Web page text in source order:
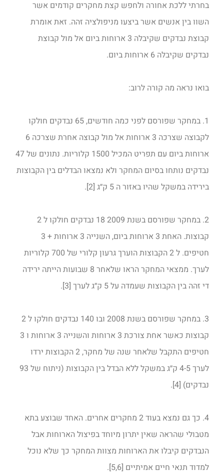
בחרתי ללכת אחורה ולחפש קצת מחקרים קודמים אשר
השוו בין אנשים אשר ביצעו מניפולציה זהה. זאת אומרת
קבוצת נבדקים שקיבלה 3 ארוחות ביום אל מול קבוצת
נבדקים שקיבלה 6 ארוחות ביום.
בואו נראה מה קורה לרוב:
1. במחקר שפורסם לפני כמה חודשים, 65 נבדקים חולקו
לקבוצה שצרכה 3 ארוחות אל מול קבוצה אחרת שצרכה 6
ארוחות ביום עם תפריט המכיל 1500 קלוריות. נתונים של 47
נבדקים נותחו בסיום המחקר ולא נמצאו הבדלים בין הקבוצות
בירידה במשקל שהיו באזור ה 5 ק״ג [2].
2. במחקר שפורסם בשנת 2009 18 נבדקים חולקו ל 2
קבוצות. האחת 3 ארוחות ביום, השנייה 3 ארוחות + 3
חטיפים. ל 2 הקבוצות הוערך גרעון קלורי של 700 קלוריות
לערך. ממצאי המחקר הראו שלאחר 8 שבועות הייתה ירידה
די זהה בין הקבוצות שעמדה על 5 ק״ג לערך [3].
3. במחקר שפורסם בשנת 2008 ובו 140 נבדקים חולקו ל 2
קבוצות כאשר אחת צורכת 3 ארוחות והשנייה 3 ארוחות ו 3
חטיפים התקבל שלאחר שנה של מחקר, 2 הקבוצות ירדו
לערך 4-5 ק״ג במשקל ללא הבדל בין הקבוצות (ניתוח של 93
נבדקים) [4].
4. כך גם נמצא בעוד 2 מחקרים אחרים. האחד שבוצע בתא
מטבולי שהראה שאין יתרון מיוחד בפיצול הארוחות אבל
הנבדקים קיבלו את הארוחות מצוות המחקר כך שלא נוכל
למדוד תנאי חיים אמיתיים [5,6].